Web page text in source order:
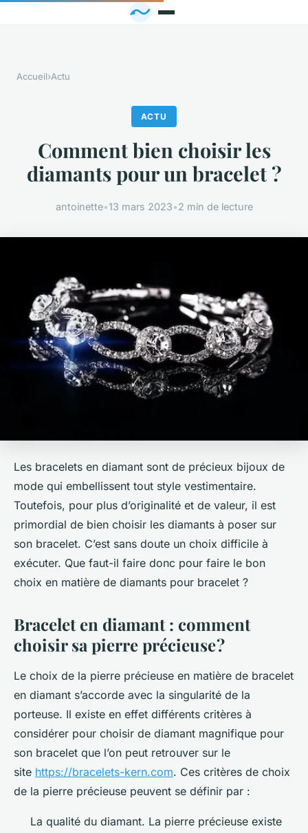
Accueil›Actu
ACTU
Comment bien choisir les
diamants pour un bracelet ?
antoinette•13 mars 2023•2 min de lecture
Les bracelets en diamant sont de précieux bijoux de
mode qui embellissent tout style vestimentaire.
Toutefois, pour plus d’originalité et de valeur, il est
primordial de bien choisir les diamants à poser sur
son bracelet. C’est sans doute un choix difficile à
exécuter. Que faut-il faire donc pour faire le bon
choix en matière de diamants pour bracelet ?
Bracelet en diamant : comment
choisir sa pierre précieuse ?
Le choix de la pierre précieuse en matière de bracelet
en diamant s’accorde avec la singularité de la
porteuse. Il existe en effet différents critères à
considérer pour choisir de diamant magnifique pour
son bracelet que l’on peut retrouver sur le
site https://bracelets-kern.com. Ces critères de choix
de la pierre précieuse peuvent se définir par :
La qualité du diamant. La pierre précieuse existe